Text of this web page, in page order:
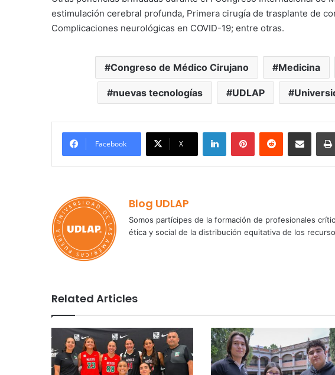
estimulación cerebral profunda, Primera cirugía de trasplante de
Complicaciones neurológicas en COVID-19; entre otras.
Congreso de Médico Cirujano Medicina
nuevas tecnologías UDLAP
Facebook X
LinkedInPinterestReddit Share via Email
Blog UDLAP
Somos partícipes de la formación de profesionales
ética y social de la distribución equitativa de los
Related Articles